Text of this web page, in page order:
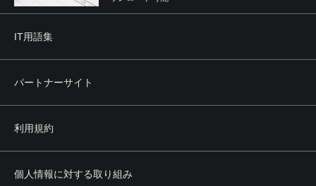
IT用語集
パートナーサイト
利用規約
個人情報に対する取り組み